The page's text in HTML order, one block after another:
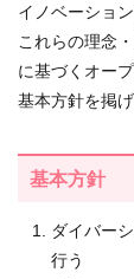
イノベーショ
これらの理念
に基づくオー
基本方針を掲
基本方針
ダイバー
行う